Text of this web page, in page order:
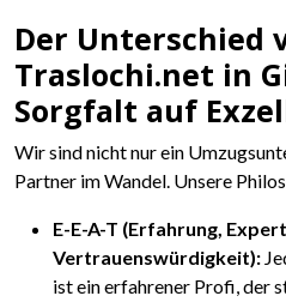
Der Unterschied
Traslochi.net in
Sorgfalt auf
Wir sind nicht nur ein
Partner im Wandel. Unsere
E-E-A-T (Erfahrung,
Vertrauenswürdigkeit):
ist ein erfahrener Profi, der